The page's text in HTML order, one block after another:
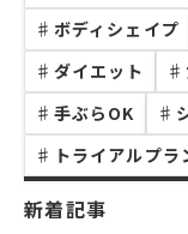
♯ ボディシェイプ
♯ ダイエット ♯
♯ 手ぶらOK ♯
♯ トライアルプラ
新着記事